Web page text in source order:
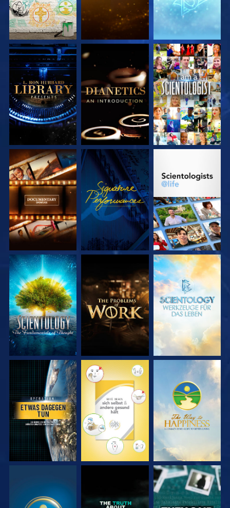
SERIE
ENTDECKEN
ENTDECKEN
ANSEHEN
SERIE
ENTDECKEN
ANSEHEN
SERIE
SERIE
ENTDECKEN
SERIE
ENTDECKEN
SERIE
ENTDECKEN
ANSEHEN ANSEHEN ANSEHEN
ANSEHEN ANSEHEN ANSEHEN